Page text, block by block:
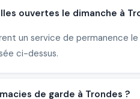
ouvertes le dimanche à
un service de permanence
ci-dessus.
de garde à Trondes ?